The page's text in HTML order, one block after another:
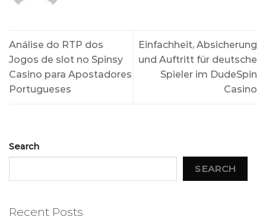
Análise do RTP dos
Jogos de slot no Spinsy
Casino para Apostadores
Portugueses
Einfachheit, Absicherung
und Auftritt für deutsche
Spieler im DudeSpin
Casino
Search
SEARCH
Recent Posts